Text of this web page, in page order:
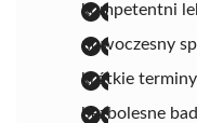
kompetentni
nowoczesny
krótkie
bezbolesne